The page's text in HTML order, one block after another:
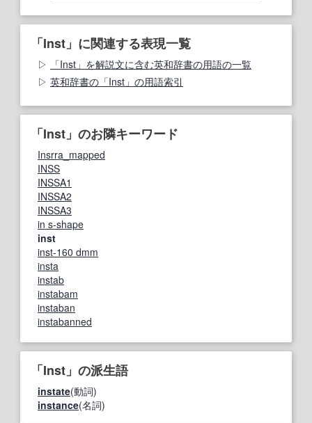
「Inst」に関連する表現一覧
「Inst」を解説文に含む英和辞書の用語の一覧
英和辞書の「Inst」の用語索引
「Inst」のお隣キーワード
Insrra_mapped
INSS
INSSA1
INSSA2
INSSA3
in s‐shape
inst
inst-160 dmm
insta
instab
instabam
instaban
instabanned
「Inst」の派生語
instate(動詞)
instance(名詞)